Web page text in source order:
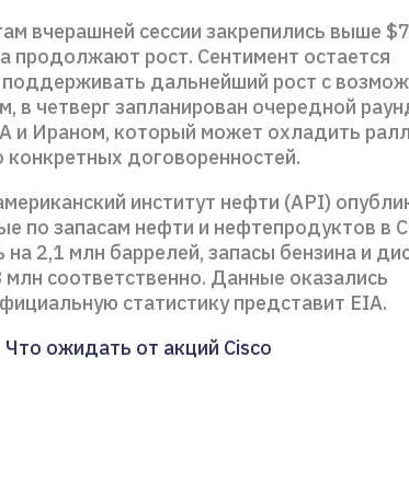
вчерашней сессии закрепились выше
продолжают рост. Сентимент остается
дальнейший рост с
в четверг запланирован очередной
и Ираном, который может охладить
договоренностей.
институт нефти (API)
по запасам нефти и нефтепродуктов в
на 2,1 млн баррелей, запасы бензина и
соответственно. Данные оказались
статистику представит EIA.
Что ожидать от акций Cisco